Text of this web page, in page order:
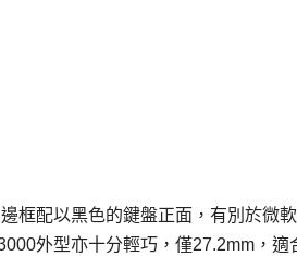
框配以黑色的鍵盤正面，有別於微
外型亦十分輕巧，僅27.2mm，適